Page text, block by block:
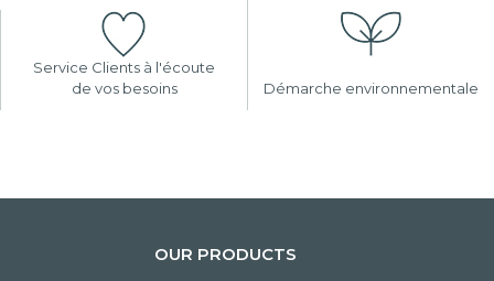
Service Clients à l'écoute
de vos besoins
Démarche environnementale
OUR PRODUCTS